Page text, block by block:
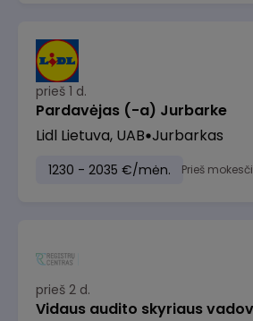
prieš 1 d.
Pardavėjas (-a) Jurbarke
Lidl Lietuva, UAB Jurbarkas
1230 - 2035 €/mėn. Prieš
prieš 2 d.
Vidaus audito skyriaus